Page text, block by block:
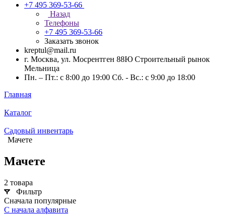
+7 495 369-53-66
Назад
Телефоны
+7 495 369-53-66
Заказать звонок
kreptul@mail.ru
г. Москва, ул. Мосрентген 88Ю Строительный рынок
Мельница
Пн. – Пт.: с 8:00 до 19:00 Сб. - Вс.: с 9:00 до 18:00
Главная
Каталог
Садовый инвентарь
Мачете
Мачете
2 товара
Фильтр
Сначала популярные
С начала алфавита